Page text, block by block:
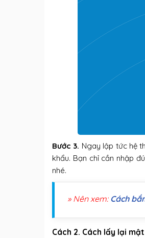
Bước 3. Ngay lập tức hệ
khẩu. Bạn chỉ cần nhập
nhé.
» Nên xem: Cách
Cách 2. Cách lấy lại